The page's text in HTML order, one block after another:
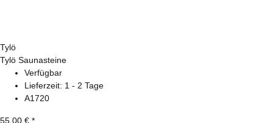
Tylö
Tylö Saunasteine
Verfügbar
Lieferzeit: 1 - 2 Tage
A1720
55,00 € *